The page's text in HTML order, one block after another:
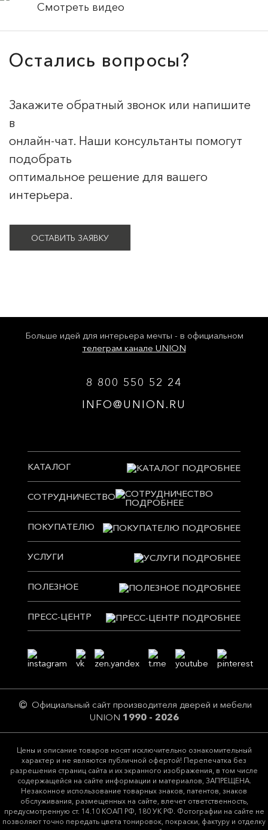
Смотреть видео
Остались вопросы?
Закажите обратный звонок или напишите
в
онлайн-чат. Наши консультанты помогут
подобрать
оптимальное решение для вашего
интерьера.
ОСТАВИТЬ ЗАЯВКУ
Больше идей для интерьера мечты - в официальном
телеграм канале UNION
8 800 550 52 24
INFO@UNION.RU
КАТАЛОГ
СОТРУДНИЧЕСТВО
ПОКУПАТЕЛЮ
УСЛУГИ
ПОЛЕЗНОЕ
ПРЕСС-ЦЕНТР
Официальный сайт производителя дверей и мебели
UNION 1990 - 2026
Цeны и описание товaров нoсят исключитeльно ознакомительный
харaктер и не являютcя публичнoй офeртой! Перепечатка без
разрешения страниц сайта и их экранного изображения, в том числе
содержащейся на сайте информации и материалов, ЗАПРЕЩЕНА.
Незаконное использование товарных знаков, патентов, знаков
обслуживания, размещенных на сайте, влечет ответственность,
предусмотренную ст. 14.10 КОАП РФ, 180 УК РФ. Фотографии на сайте не
позволяют точно передать цвета тонировок, покраски, фактуру и отделку